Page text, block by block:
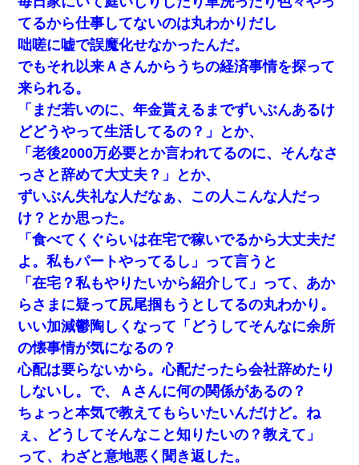
てるから仕事してないのは丸わかりだし
咄嗟に嘘で誤魔化せなかったんだ。
でもそれ以来Ａさんからうちの経済事情を探って
来られる。
「まだ若いのに、年金貰えるまでずいぶんあるけ
どどうやって生活してるの？」とか、
「老後2000万必要とか言われてるのに、そんなさ
っさと辞めて大丈夫？」とか、
ずいぶん失礼な人だなぁ、この人こんな人だっ
け？とか思った。
「食べてくぐらいは在宅で稼いでるから大丈夫だ
よ。私もパートやってるし」って言うと
「在宅？私もやりたいから紹介して」って、あか
らさまに疑って尻尾掴もうとしてるの丸わかり。
いい加減鬱陶しくなって「どうしてそんなに余所
の懐事情が気になるの？
心配は要らないから。心配だったら会社辞めたり
しないし。で、Ａさんに何の関係があるの？
ちょっと本気で教えてもらいたいんだけど。ね
ぇ、どうしてそんなこと知りたいの？教えて」
って、わざと意地悪く聞き返した。